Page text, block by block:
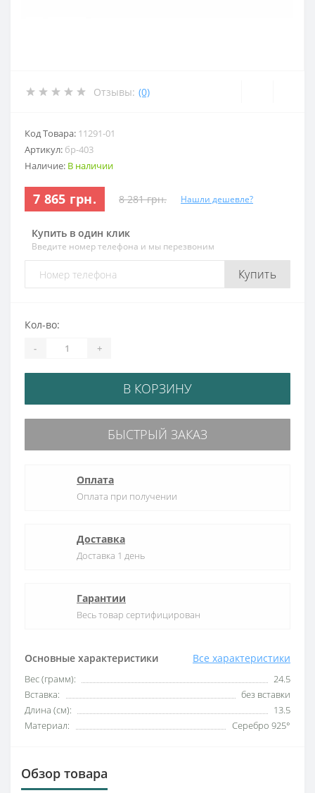
Отзывы: (0)
Код Товара: 11291-01
Артикул: бр-403
Наличие: В наличии
7 865 грн. 8 281 грн. Нашли дешевле?
Купить в один клик
Введите номер телефона и мы перезвоним
Купить
Основные характеристики Все характеристики
Вес (грамм):
24.5
Вставка:
без вставки
Длина (см):
13.5
Материал:
Серебро 925°
Кол-во:
- +
В КОРЗИНУ
БЫСТРЫЙ ЗАКАЗ
Оплата
Оплата при получении
Доставка
Доставка 1 день
Гарантии
Весь товар сертифицирован
Обзор товара